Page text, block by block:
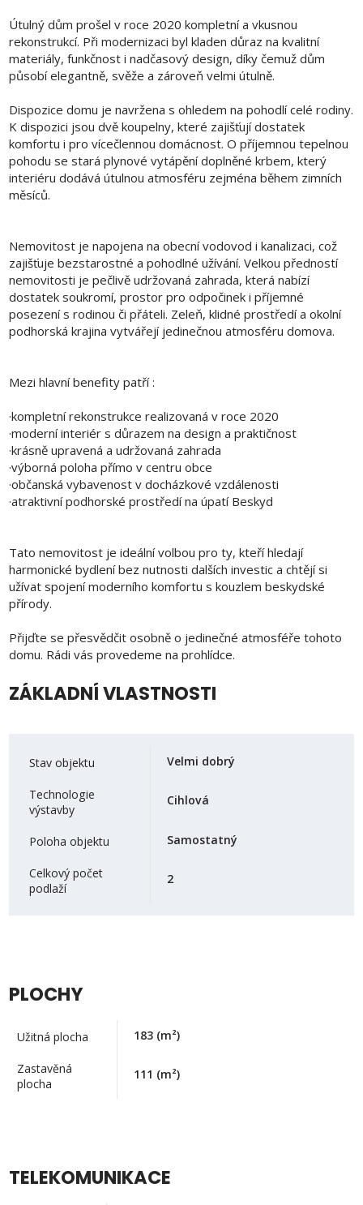
Útulný dům prošel v roce 2020 kompletní a vkusnou
rekonstrukcí. Při modernizaci byl kladen důraz na kvalitní
materiály, funkčnost i nadčasový design, díky čemuž dům
působí elegantně, svěže a zároveň velmi útulně.
Dispozice domu je navržena s ohledem na pohodlí celé rodiny.
K dispozici jsou dvě koupelny, které zajišťují dostatek
komfortu i pro vícečlennou domácnost. O příjemnou tepelnou
pohodu se stará plynové vytápění doplněné krbem, který
interiéru dodává útulnou atmosféru zejména během zimních
měsíců.
Nemovitost je napojena na obecní vodovod i kanalizaci, což
zajišťuje bezstarostné a pohodlné užívání. Velkou předností
nemovitosti je pečlivě udržovaná zahrada, která nabízí
dostatek soukromí, prostor pro odpočinek i příjemné
posezení s rodinou či přáteli. Zeleň, klidné prostředí a okolní
podhorská krajina vytvářejí jedinečnou atmosféru domova.
Mezi hlavní benefity patří :
·kompletní rekonstrukce realizovaná v roce 2020
·moderní interiér s důrazem na design a praktičnost
·krásně upravená a udržovaná zahrada
·výborná poloha přímo v centru obce
·občanská vybavenost v docházkové vzdálenosti
·atraktivní podhorské prostředí na úpatí Beskyd
Tato nemovitost je ideální volbou pro ty, kteří hledají
harmonické bydlení bez nutnosti dalších investic a chtějí si
užívat spojení moderního komfortu s kouzlem beskydské
přírody.
Přijďte se přesvědčit osobně o jedinečné atmosféře tohoto
domu. Rádi vás provedeme na prohlídce.
ZÁKLADNÍ VLASTNOSTI
Stav objektu Velmi dobrý
Technologie
výstavby
Cihlová
Poloha objektu Samostatný
Celkový počet
podlaží
2
PLOCHY
Užitná plocha 183 (m²)
Zastavěná
plocha
111 (m²)
TELEKOMUNIKACE